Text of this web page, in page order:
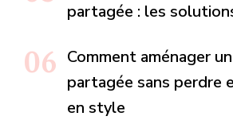
partagée : les
Comment aménager
partagée sans perdre
en style